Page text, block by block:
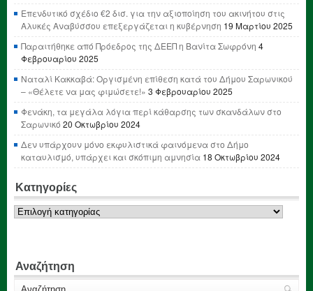
Επενδυτικό σχέδιο €2 δισ. για την αξιοποίηση του ακινήτου στις
Αλυκές Αναβύσσου επεξεργάζεται η κυβέρνηση 19 Μαρτίου 2025
Παραιτήθηκε από Πρόεδρος της ΔΕΕΠ η Βανίτα Σωφρόνη 4
Φεβρουαρίου 2025
Ναταλί Κακκαβά: Οργισμένη επίθεση κατά του Δήμου Σαρωνικού
– «Θέλετε να μας φιμώσετε!» 3 Φεβρουαρίου 2025
Φενάκη, τα μεγάλα λόγια περί κάθαρσης των σκανδάλων στο
Σαρωνικό 20 Οκτωβρίου 2024
Δεν υπάρχουν μόνο εκφυλιστικά φαινόμενα στο Δήμο
καταυλισμό, υπάρχει και σκόπιμη αμνησία 18 Οκτωβρίου 2024
Κατηγορίες
Κατηγορίες
Αναζήτηση